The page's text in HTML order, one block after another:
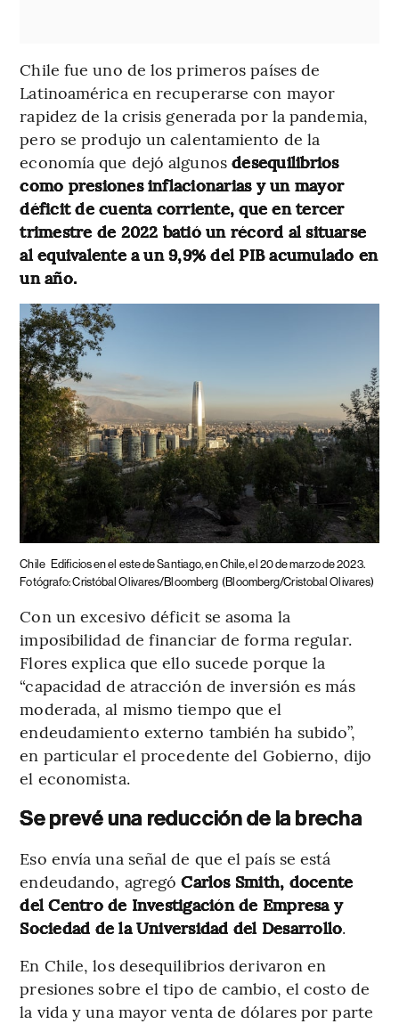
Chile fue uno de los primeros países de
Latinoamérica en recuperarse con mayor
rapidez de la crisis generada por la pandemia,
pero se produjo un calentamiento de la
economía que dejó algunosdesequilibrios
como presiones inflacionarias y un mayor
déficit de cuenta corriente, que en tercer
trimestre de 2022 batió un récord al situarse
al equivalente a un 9,9% del PIB acumulado en
un año.
Chile Edificios en el este de Santiago, en Chile, el 20 de marzo de 2023.
Fotógrafo: Cristóbal Olivares/Bloomberg (Bloomberg/Cristobal Olivares)
Con un excesivo déficit se asoma la
imposibilidad de financiar de forma regular.
Flores explica que ello sucede porque la
“capacidad de atracción de inversión es más
moderada, al mismo tiempo que el
endeudamiento externo también ha subido”,
en particular el procedente del Gobierno, dijo
el economista.
Se prevé una reducción de la brecha
Eso envía una señal de que el país se está
endeudando, agregóCarlos Smith, docente
del Centro de Investigación de Empresa y
Sociedad de la Universidad del Desarrollo.
En Chile, los desequilibrios derivaron en
presiones sobre el tipo de cambio, el costo de
la vida y una mayor venta de dólares por parte